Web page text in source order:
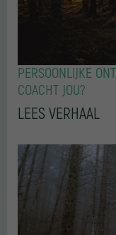
PERSOONLIJKE
COACHT JOU?
LEES VERHAAL